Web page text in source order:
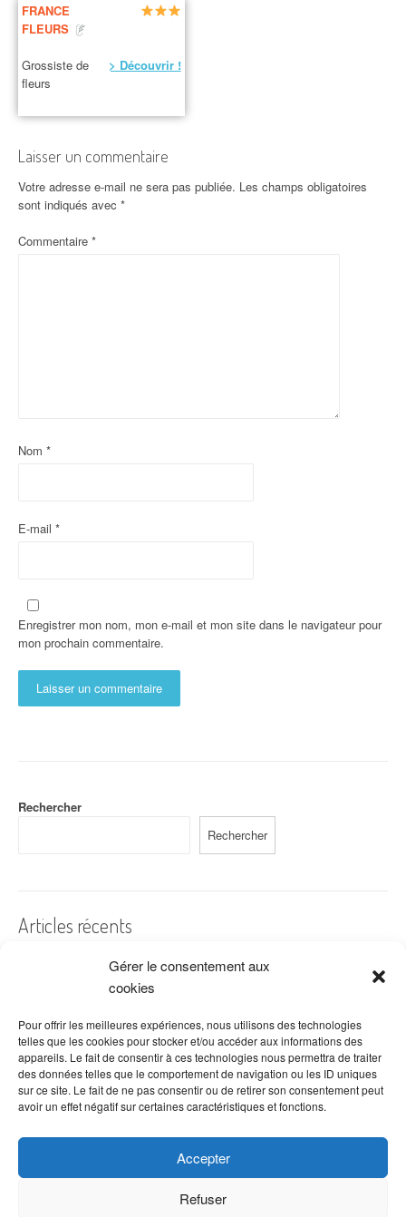
Gérer le consentement aux
cookies
Pour offrir les meilleures expériences, nous utilisons des technologies
telles que les cookies pour stocker et/ou accéder aux informations des
appareils. Le fait de consentir à ces technologies nous permettra de traiter
des données telles que le comportement de navigation ou les ID uniques
sur ce site. Le fait de ne pas consentir ou de retirer son consentement peut
avoir un effet négatif sur certaines caractéristiques et fonctions.
Accepter
Refuser
FRANCE
FLEURS
Grossiste de
fleurs
> Découvrir !
Laisser un commentaire
Votre adresse e-mail ne sera pas publiée. Les champs obligatoires
sont indiqués avec *
Commentaire *
Nom *
E-mail *
Enregistrer mon nom, mon e-mail et mon site dans le navigateur pour
mon prochain commentaire.
Rechercher
Rechercher
Articles récents
A quelles dates de l’année offre-t-on des fleurs ?
Les fleurs préférées des Français
Combien de fois arroser un cactus ?
Quelles fleurs offrir pour la fête des mères ?
Idées de décoration avec fleurs séchées